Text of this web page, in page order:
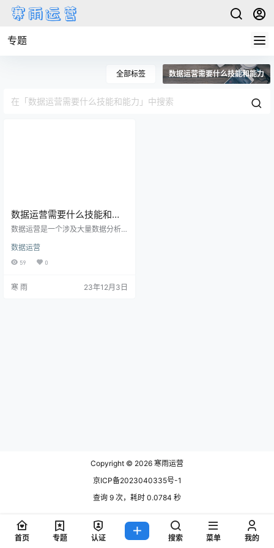
专题
全部标签 数据运营需要什么技能和能力
数据运营需要什么技能和能
力
数据运营是一个涉及大量数据分析
中找到问题，并根据数据进行决
策。因此，数据运营需要一些特定
能和能力，帮助您更好地了解这个
数据运营
59 0
寒 雨 23年12月3日
Copyright © 2026 寒雨运营
京ICP备2023040335号-1
查询 9 次，耗时 0.0784 秒
首页 专题 认证 搜索 菜单 我的